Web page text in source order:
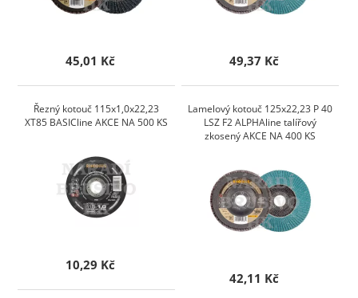
45,01 Kč 49,37 Kč
Řezný kotouč 115x1,0x22,23
XT85 BASICline AKCE NA 500 KS
10,29 Kč
Lamelový kotouč 125x22,23 P 40
LSZ F2 ALPHAline talířový
zkosený AKCE NA 400 KS
42,11 Kč